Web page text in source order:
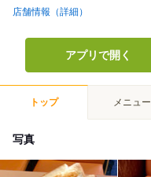
店舗情報（詳細）
アプリで開く
トップ メニュー
写真